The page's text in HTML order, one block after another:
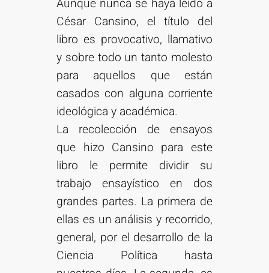
Aunque nunca se haya leído a
César Cansino, el título del
libro es provocativo, llamativo
y sobre todo un tanto molesto
para aquellos que están
casados con alguna corriente
ideológica y académica.
La recolección de ensayos
que hizo Cansino para este
libro le permite dividir su
trabajo ensayístico en dos
grandes partes. La primera de
ellas es un análisis y recorrido,
general, por el desarrollo de la
Ciencia Política hasta